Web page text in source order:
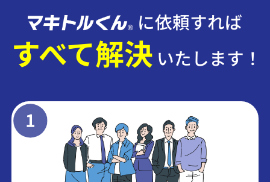
に依頼すれば
すべて解決 いたします！